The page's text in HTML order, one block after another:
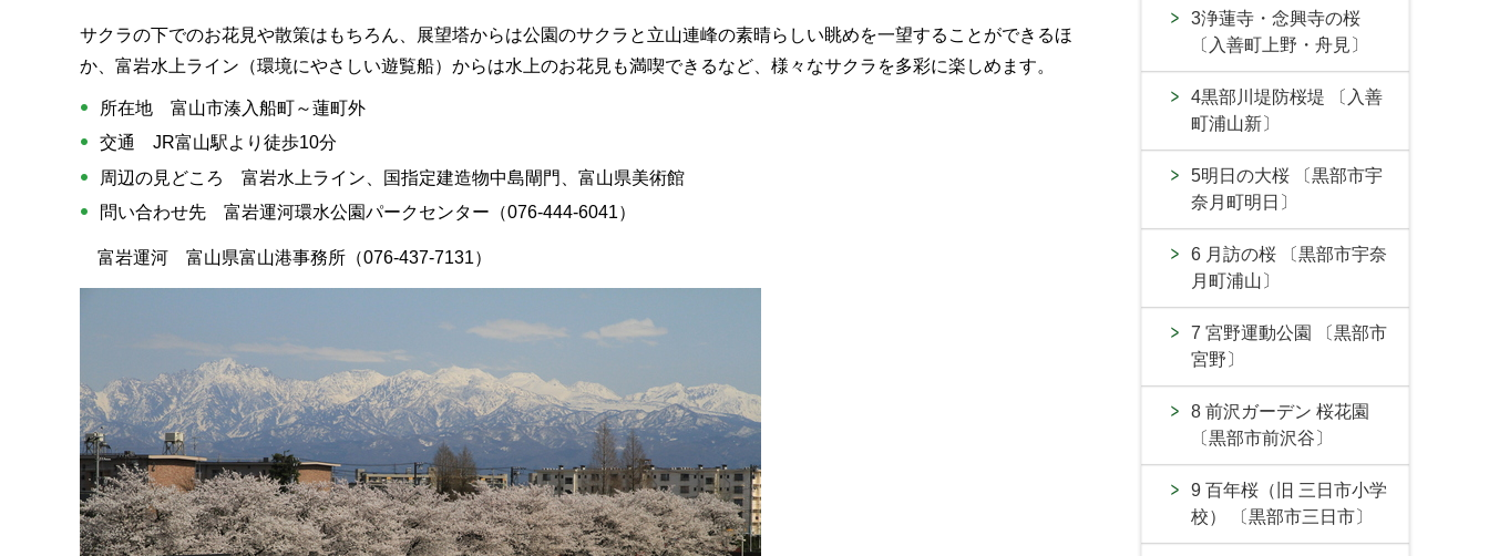
サクラの下でのお花見や散策はもちろん、展望塔からは公園のサクラと立山連峰の素晴らしい眺めを一望することができるほ
か、富岩水上ライン（環境にやさしい遊覧船）からは水上のお花見も満喫できるなど、様々なサクラを多彩に楽しめます。
所在地 富山市湊入船町～蓮町外
交通 JR富山駅より徒歩10分
周辺の見どころ 富岩水上ライン、国指定建造物中島閘門、富山県美術館
問い合わせ先 富岩運河環水公園パークセンター（076-444-6041）
富岩運河 富山県富山港事務所（076-437-7131）
3浄蓮寺・念興寺の桜
〔入善町上野・舟見〕
4黒部川堤防桜堤 〔入善
町浦山新〕
5明日の大桜 〔黒部市宇
奈月町明日〕
6 月訪の桜 〔黒部市宇奈
月町浦山〕
7 宮野運動公園 〔黒部市
宮野〕
8 前沢ガーデン 桜花園
〔黒部市前沢谷〕
9 百年桜（旧 三日市小学
校） 〔黒部市三日市〕